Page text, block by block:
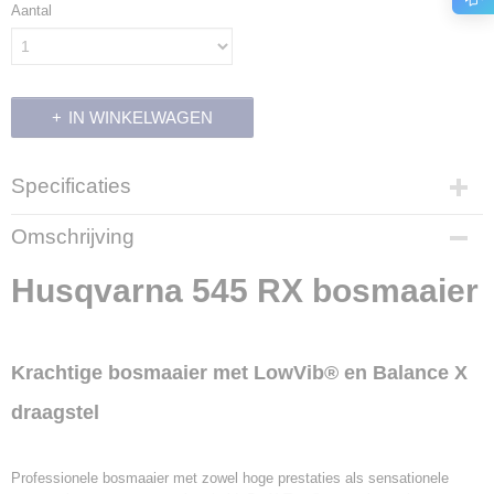
Aantal
IN WINKELWAGEN
Specificaties
Productcode
700252
EAN code
7391883534236
Omschrijving
Husqvarna 545 RX bosmaaier
Krachtige bosmaaier met LowVib® en Balance X
draagstel
Professionele bosmaaier met zowel hoge prestaties als sensationele